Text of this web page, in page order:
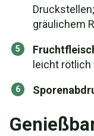
gräulichem
leicht rötlich